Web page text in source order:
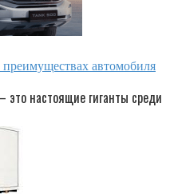
автомобиля
настоящие гиганты среди